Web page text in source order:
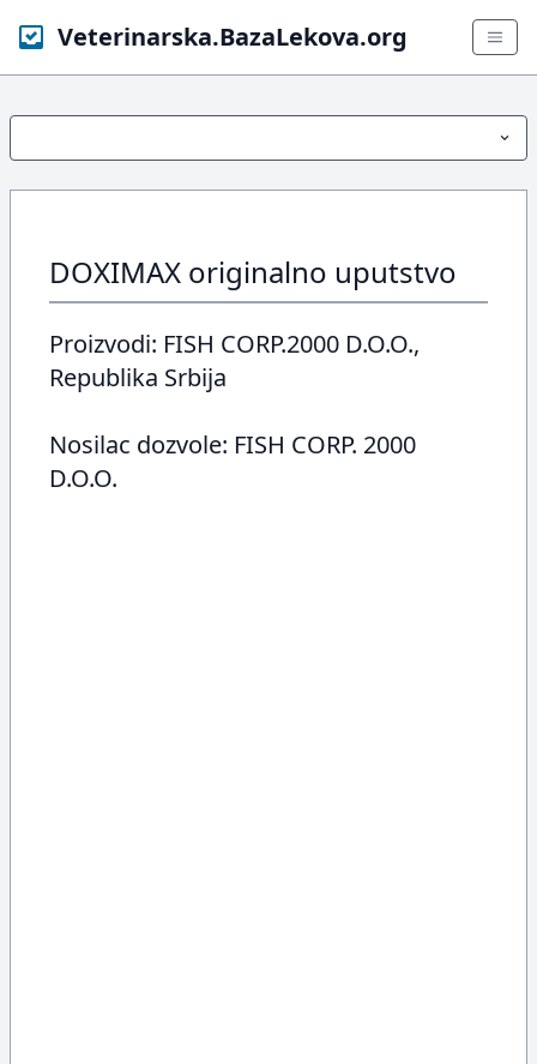
Veterinarska.BazaLekova.org
DOXIMAX originalno uputstvo
Proizvodi: FISH CORP.2000 D.O.O.,
Republika Srbija
Nosilac dozvole: FISH CORP. 2000
D.O.O.